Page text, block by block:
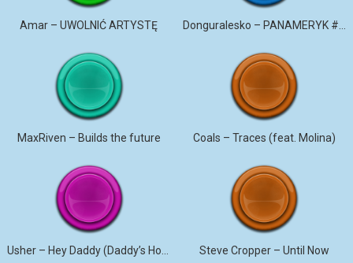
Amar – UWOLNIĆ ARTYSTĘ
MaxRiven – Builds the future Coals – Traces (feat. Molina)
Steve Cropper – Until Now